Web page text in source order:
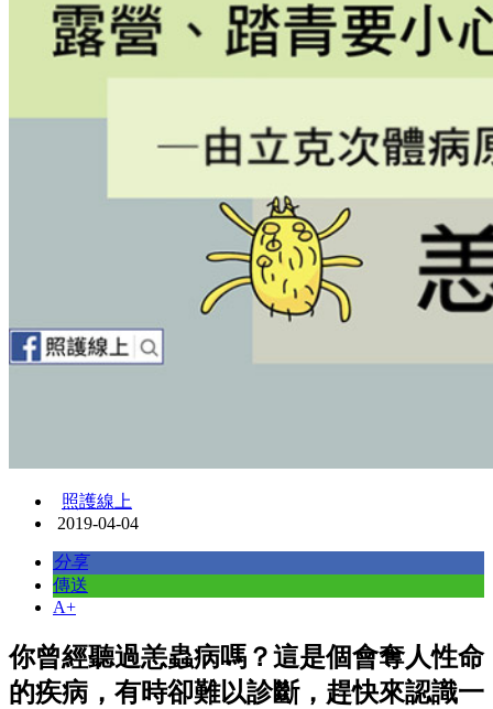
照護線上
2019-04-04
分享
傳送
A+
你曾經聽過恙蟲病嗎？這是個會奪人性命
的疾病，有時卻難以診斷，趕快來認識一